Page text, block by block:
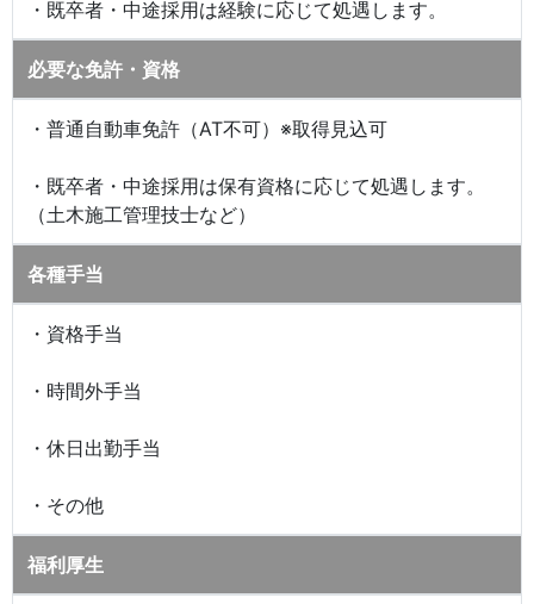
・既卒者・中途採用は経験に応じて処遇します。
必要な免許・資格
・普通自動車免許（AT不可）※取得見込可
・既卒者・中途採用は保有資格に応じて処遇します。
（土木施工管理技士など）
各種手当
・資格手当
・時間外手当
・休日出勤手当
・その他
福利厚生